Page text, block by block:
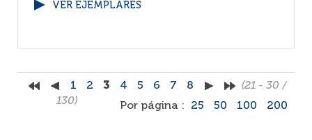
VER EJEMPLARES
1 2 3 4 5 6 7 8
(21 - 30 /
130)
Por página : 25 50 100 200